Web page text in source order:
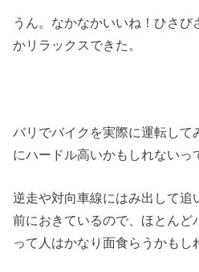
うん。なかなかいいね！ひさ
かリラックスできた。
バリでバイクを実際に運転して
にハードル高いかもしれないっ
逆走や対向車線にはみ出して追
前におきているので、ほとんど
って人はかなり面食らうかもし